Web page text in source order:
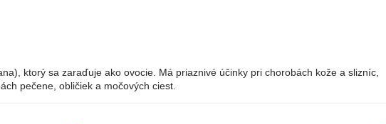
ktorý sa zaraďuje ako ovocie. Má priaznivé účinky pri chorobách kože a slizníc,
pečene, obličiek a močových ciest.